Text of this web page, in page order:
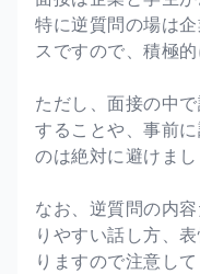
特に逆質問の場は
スですので、積極
ただし、面接の中
することや、事前
のは絶対に避けまし
なお、逆質問の内
りやすい話し方、
りますので注意して